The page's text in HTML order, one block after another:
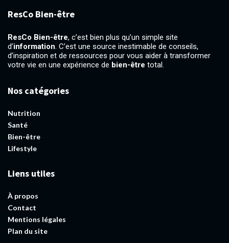
ResCo Bien-être
ResCo Bien-être, c’est bien plus qu’un simple site
d’information. C’est une source inestimable de conseils,
d’inspiration et de ressources pour vous aider à transformer
votre vie en une expérience de bien-être total.
Nos catégories
Nutrition
Santé
Bien-être
Lifestyle
Liens utiles
À propos
Contact
Mentions légales
Plan du site